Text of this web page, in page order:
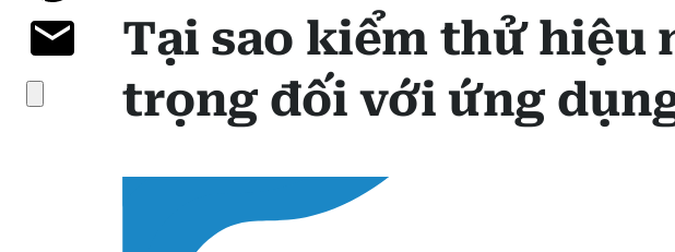
Tại sao kiểm thử hiệu
trọng đối với ứng